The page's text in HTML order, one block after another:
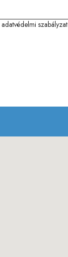
adatvédelmi szabályzat